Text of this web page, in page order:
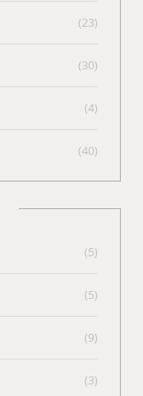
(23)
(30)
(4)
(40)
(5)
(5)
(9)
(3)